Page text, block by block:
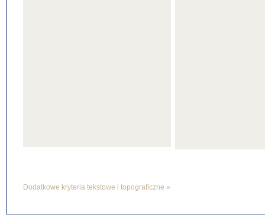
Dodatkowe kryteria tekstowe i topograficzne »